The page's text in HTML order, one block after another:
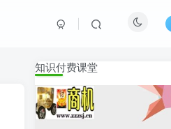
知识付费课堂